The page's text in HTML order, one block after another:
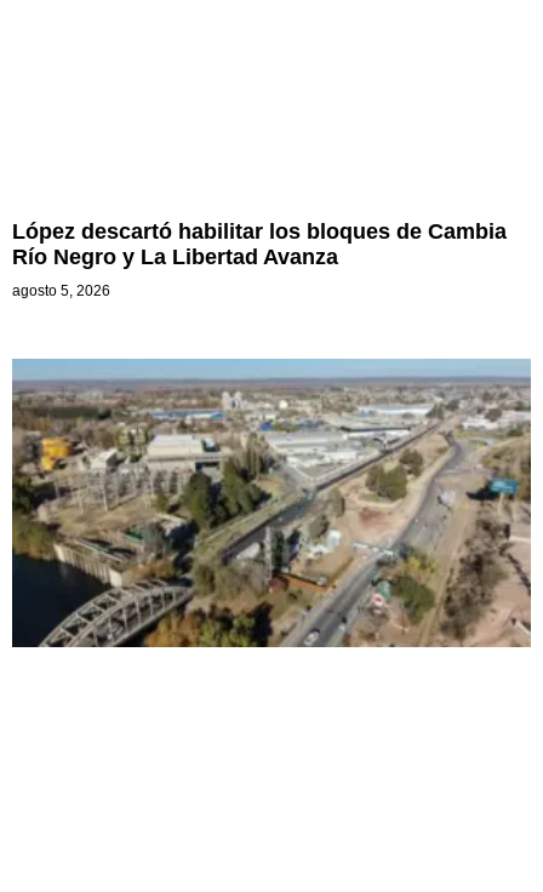
López descartó habilitar los bloques de Cambia
Río Negro y La Libertad Avanza
agosto 5, 2026